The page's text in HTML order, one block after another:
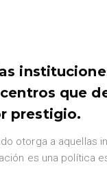
que
prestigio.
otorga a aquellas
es una política